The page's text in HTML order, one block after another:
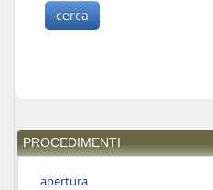
PROCEDIMENTI
apertura